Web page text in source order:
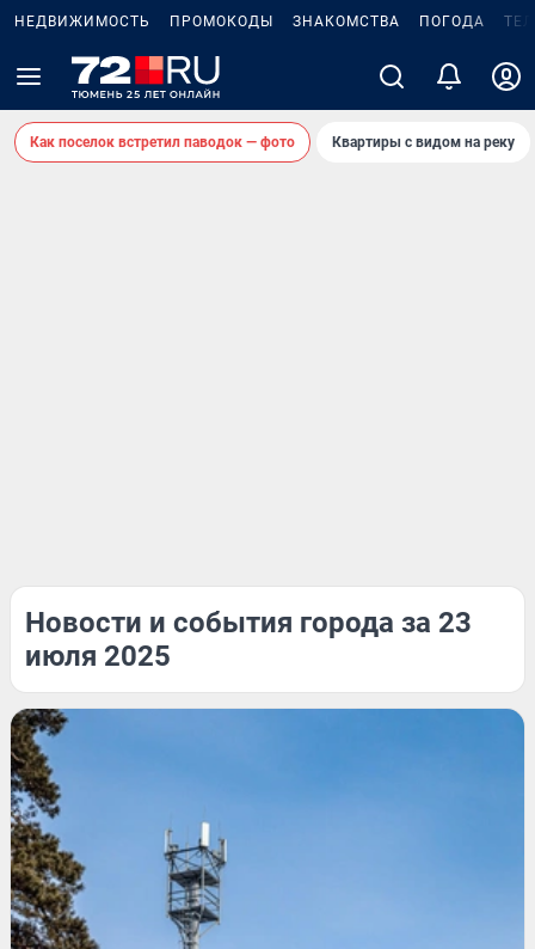
НЕДВИЖИМОСТЬ ПРОМОКОДЫ ЗНАКОМСТВА ПОГОДА
Как поселок встретил паводок — фото Квартиры с видом на реку
Новости и события города за 23
июля 2025